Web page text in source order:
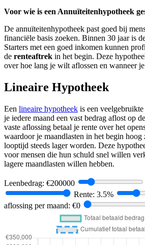
Voor wie is een Annuïteitenhypotheek
De annuïteitenhypotheek past goed bij
financiële basis zoeken. Binnen 30 jaar is
Starters met een goed inkomen kunnen
de renteaftrek in het begin. Deze
over hoe lang je wilt aflossen en wanneer
Lineaire Hypotheek
Een lineaire hypotheek is een
je iedere maand een vast bedrag aflost op
vaste aflossing betaal je rente over het
waardoor je maandlasten in het begin hoog
looptijd steeds lager worden. Deze
voor mensen die hun schuld snel willen
lagere maandlasten willen hebben.
Leenbedrag: €200000
Rente: 3.5%
aflossing per maand: €0